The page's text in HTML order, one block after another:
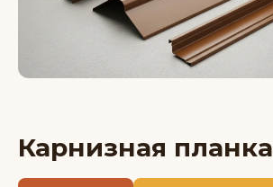
Карнизная планка